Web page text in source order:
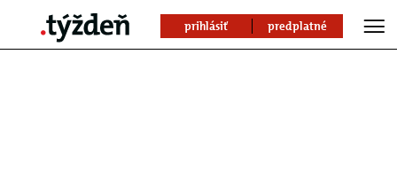
prihlásiť predplatné